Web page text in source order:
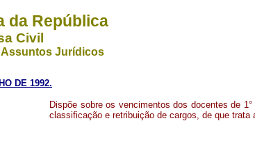
da República
Civil
Jurídicos
DE 1992.
Dispõe sobre os vencimentos dos docentes de
classificação e retribuição de cargos, de que trata